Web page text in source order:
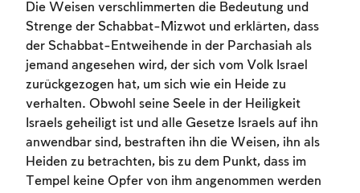
Die Weisen verschlimmerten die Bedeutung und
Strenge der Schabbat-Mizwot und erklärten, dass
der Schabbat-Entweihende in der Parchasiah als
jemand angesehen wird, der sich vom Volk Israel
zurückgezogen hat, um sich wie ein Heide zu
verhalten. Obwohl seine Seele in der Heiligkeit
Israels geheiligt ist und alle Gesetze Israels auf ihn
anwendbar sind, bestraften ihn die Weisen, ihn als
Heiden zu betrachten, bis zu dem Punkt, dass im
Tempel keine Opfer von ihm angenommen werden